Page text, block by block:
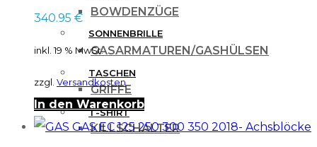
BOWDENZÜGE
GASARMATUREN/GASHÜLSEN
GRIFFE
KILLSCHALTER
SONNENBRILLE
TASCHEN
T-SHIRT
340.95 €
inkl. 19 % MwSt.
zzgl. Versandkosten
In den Warenkorb